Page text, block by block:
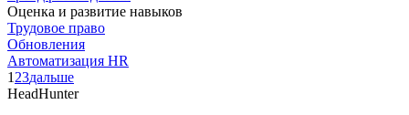
Оценка и развитие навыков
Трудовое право
Обновления
Автоматизация HR
1 23дальше
HeadHunter